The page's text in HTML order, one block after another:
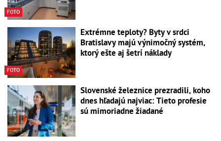
FOTO
FOTO
Extrémne teploty? Byty v srdci
Bratislavy majú výnimočný systém,
ktorý ešte aj šetrí náklady
Slovenské železnice prezradili, koho
dnes hľadajú najviac: Tieto profesie
sú mimoriadne žiadané